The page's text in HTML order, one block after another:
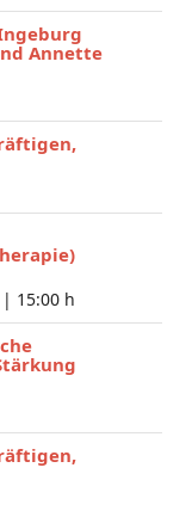
Annette
| 15:00 h